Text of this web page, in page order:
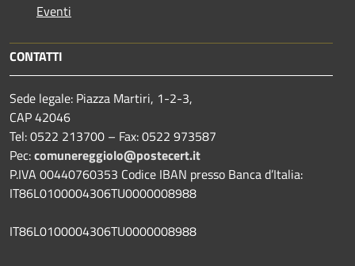
Eventi
CONTATTI
Sede legale: Piazza Martiri, 1-2-3,
CAP 42046
Tel: 0522 213700 – Fax: 0522 973587
Pec:comunereggiolo@postecert.it
P.IVA 00440760353 Codice IBAN presso Banca d’Italia:
IT86L0100004306TU0000008988
IT86L0100004306TU0000008988